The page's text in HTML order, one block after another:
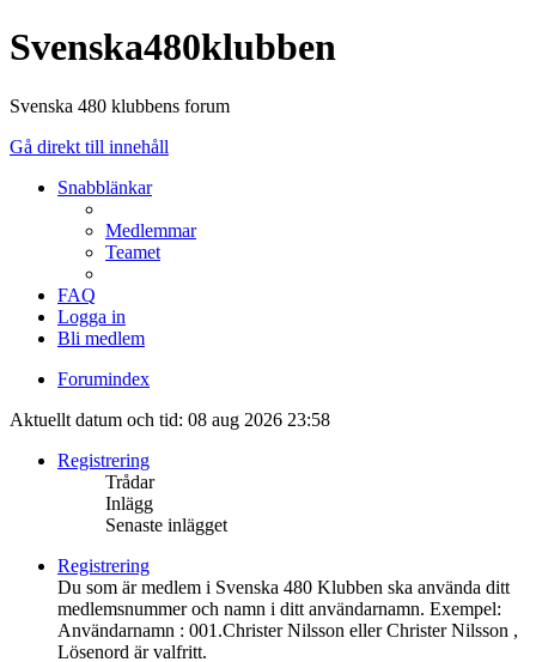
Svenska480klubben
Svenska 480 klubbens forum
Gå direkt till innehåll
Snabblänkar
Medlemmar
Teamet
FAQ
Logga in
Bli medlem
Forumindex
Aktuellt datum och tid: 08 aug 2026 23:58
Registrering
Trådar
Inlägg
Senaste inlägget
Registrering
Du som är medlem i Svenska 480 Klubben ska använda ditt
medlemsnummer och namn i ditt användarnamn. Exempel:
Användarnamn : 001.Christer Nilsson eller Christer Nilsson ,
Lösenord är valfritt.